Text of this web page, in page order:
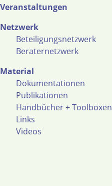
Veranstaltungen
Netzwerk
Beteiligungsnetzwerk
Beraternetzwerk
Material
Dokumentationen
Publikationen
Handbücher + Toolboxen
Links
Videos